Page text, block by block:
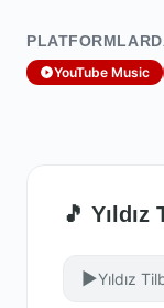
YouTube Music
🎵
▶Yıldız